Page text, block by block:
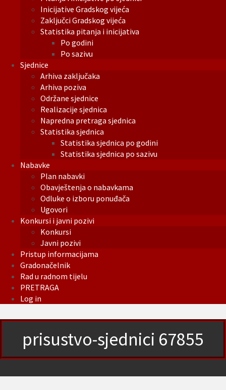
Inicijative Gradskog vijeća
Zaključci Gradskog vijeća
Statistika pitanja i inicijativa
Po godini
Po sazivu
Sjednice
Arhiva zaključaka
Arhiva poziva
Održane sjednice
Realizacije sjednica
Napredna pretraga sjednica
Statistika sjednica
Statistika sjednica po godini
Statistika sjednica po sazivu
Nabavke
Plan nabavki
Obavještenja o nabavkama
Odluke o izboru ponuđača
Ugovori
Konkursi i javni pozivi
Konkursi
Javni pozivi
Pristup informacijama
Gradonačelnik
Rad u radnom tijelu
PRETRAGA
Log in
prisustvo-sjednici 67855